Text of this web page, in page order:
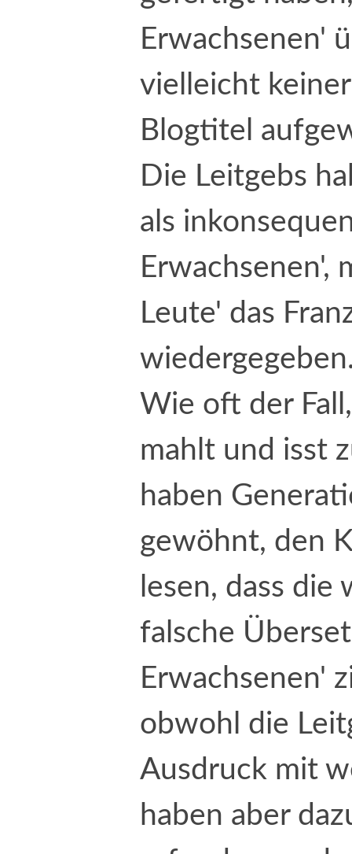
Erwachsenen'
vielleicht
Blogtitel
Die Leitgebs
als
Erwachsenen',
Leute' das
Wie oft der
mahlt und isst
haben
gewöhnt, den
lesen, dass
falsche
Erwachsenen'
obwohl die
Ausdruck mit
haben aber